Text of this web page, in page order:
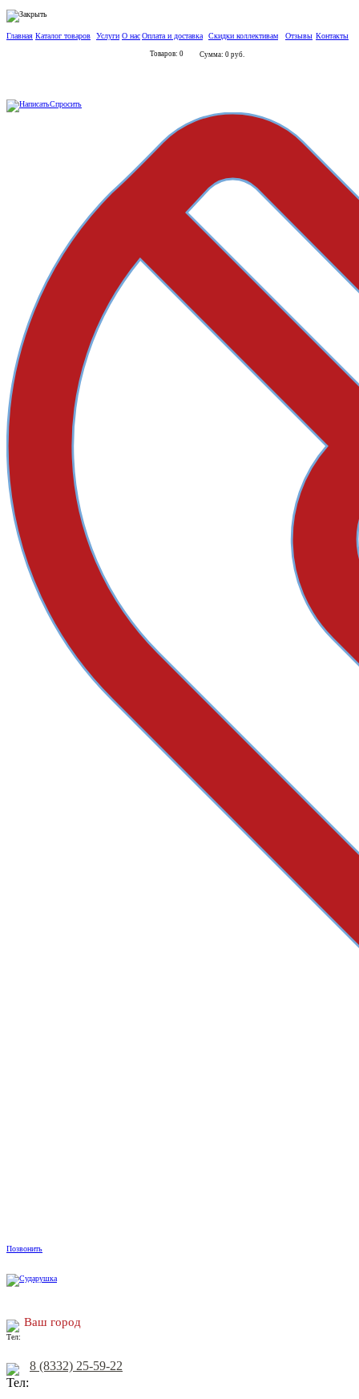
Главная Каталог товаров Услуги О насОплата и доставка Скидки коллективам Отзывы Контакты
Товаров: 0 Сумма: 0 руб.
Спросить
Позвонить
Ваш город
8 (8332) 25-59-22